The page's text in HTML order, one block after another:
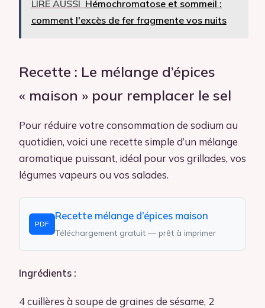
LIRE AUSSI Hémochromatose et sommeil :
comment l'excès de fer fragmente vos nuits
Recette : Le mélange d’épices
« maison » pour remplacer le sel
Pour réduire votre consommation de sodium au
quotidien, voici une recette simple d’un mélange
aromatique puissant, idéal pour vos grillades, vos
légumes vapeurs ou vos salades.
PDF
Recette mélange d’épices maison
Téléchargement gratuit — prêt à imprimer
Ingrédients :
4 cuillères à soupe de graines de sésame, 2